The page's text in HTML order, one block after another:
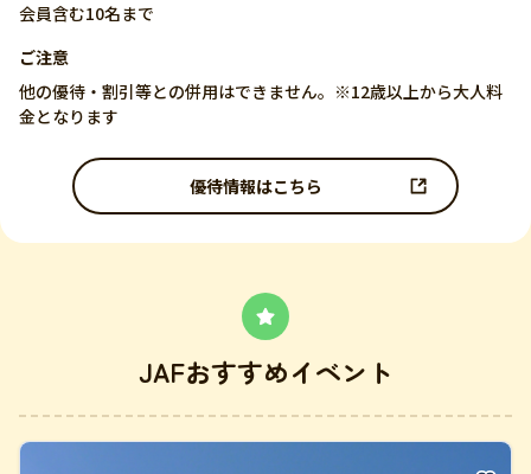
会員含む10名まで
ご注意
他の優待・割引等との併用はできません。※12歳以上から大人料
金となります
優待情報はこちら
JAFおすすめイベント